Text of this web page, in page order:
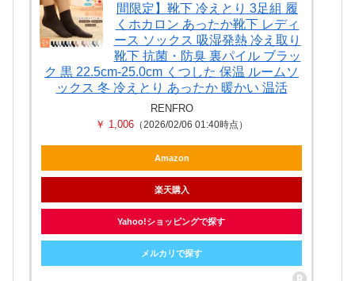
間限定】靴下 冷えとり 3足組 履
くホカロン あったか靴下 レディ
ース ソックス 吸湿発熱 冷え取り
靴下 抗菌・防臭 裏パイル ブラッ
ク 黒 22.5cm-25.0cm くつした 保温 ルームソ
ックス 冬 冷えとり あったか 暖かい 温活
RENFRO
￥ 1,006 （2026/02/06 01:40時点）
Amazon
楽天購入
Yahoo!ショッピングで探す
メルカリで探す